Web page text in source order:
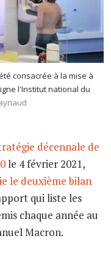
consacrée à la mise à
l'Institut national du
décennale de
le 4 février 2021,
le deuxième bilan
qui liste les
chaque année au
Macron.